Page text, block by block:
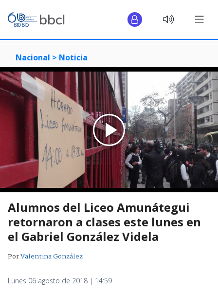
Nacional > Noticia
Alumnos del Liceo Amunátegui
retornaron a clases este lunes en
el Gabriel González Videla
PorValentina González
Lunes 06 agosto de 2018 | 14:59